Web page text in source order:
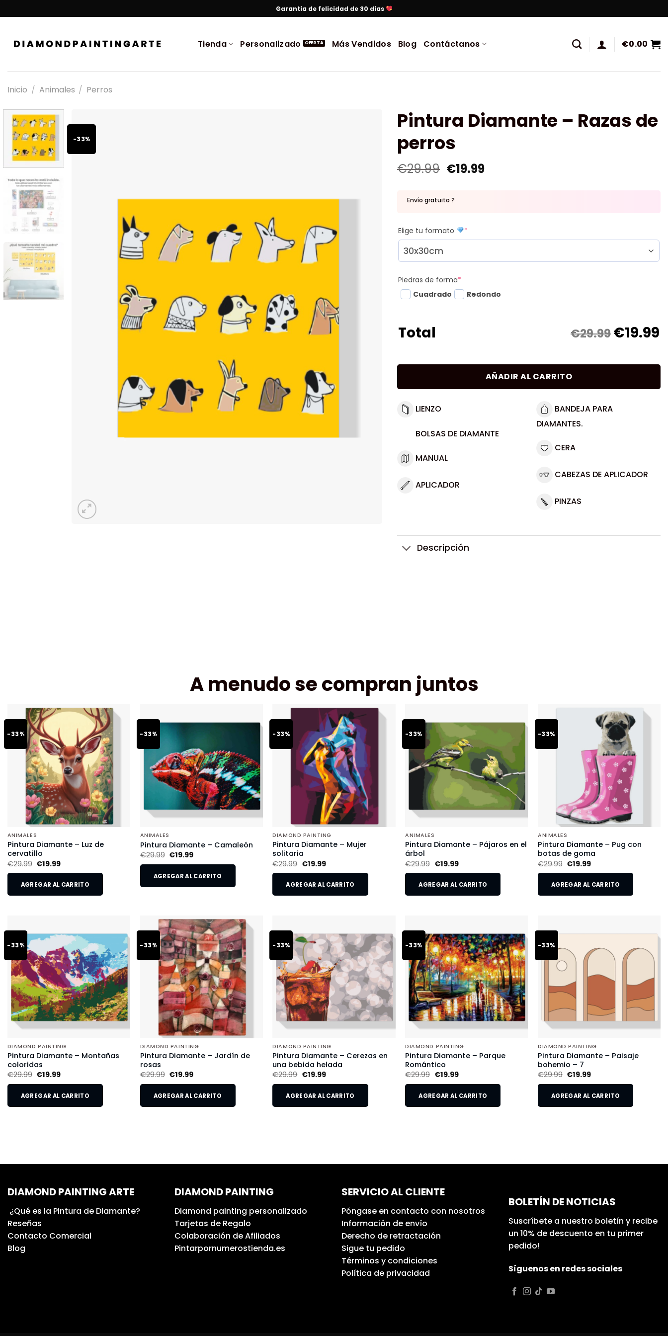
Garantía de felicidad de 30 días
Tienda Personalizado Más Vendidos Blog Contáctanos €0.00
Inicio / Animales / Perros
-33%
Pintura Diamante – Razas de
perros
€29.99 €19.99
Envío gratuito ?
Elige tu formato *
Piedras de forma*
Cuadrado
Redondo
Total €29.99€19.99
AÑADIR AL CARRITO
LIENZO
BOLSAS DE DIAMANTE
MANUAL
APLICADOR
BANDEJA PARA
DIAMANTES.
CERA
CABEZAS DE APLICADOR
PINZAS
Descripción
A menudo se compran juntos
-33%
ANIMALES
Pintura Diamante – Luz de
cervatillo
€29.99 €19.99
AGREGAR AL CARRITO
-33%
ANIMALES
Pintura Diamante – Camaleón
€29.99 €19.99
AGREGAR AL CARRITO
-33%
DIAMOND PAINTING
Pintura Diamante – Mujer
solitaria
€29.99 €19.99
AGREGAR AL CARRITO
-33%
ANIMALES
Pintura Diamante – Pájaros en el
árbol
€29.99 €19.99
AGREGAR AL CARRITO
-33%
ANIMALES
Pintura Diamante – Pug con
botas de goma
€29.99 €19.99
AGREGAR AL CARRITO
-33%
DIAMOND PAINTING
Pintura Diamante – Montañas
coloridas
€29.99 €19.99
AGREGAR AL CARRITO
-33%
DIAMOND PAINTING
Pintura Diamante – Jardín de
rosas
€29.99 €19.99
AGREGAR AL CARRITO
-33%
DIAMOND PAINTING
Pintura Diamante – Cerezas en
una bebida helada
€29.99 €19.99
AGREGAR AL CARRITO
-33%
DIAMOND PAINTING
Pintura Diamante – Parque
Romántico
€29.99 €19.99
AGREGAR AL CARRITO
-33%
DIAMOND PAINTING
Pintura Diamante – Paisaje
bohemio – 7
€29.99 €19.99
AGREGAR AL CARRITO
DIAMOND PAINTING ARTE
¿Qué es la Pintura de Diamante?
Reseñas
Contacto Comercial
Blog
DIAMOND PAINTING
Diamond painting personalizado
Tarjetas de Regalo
Colaboración de Afiliados
Pintarpornumerostienda.es
SERVICIO AL CLIENTE
Póngase en contacto con nosotros
Información de envío
Derecho de retractación
Sigue tu pedido
Términos y condiciones
Política de privacidad
BOLETÍN DE NOTICIAS
Suscríbete a nuestro boletín y recibe
un 10% de descuento en tu primer
pedido!
Síguenos en redes sociales